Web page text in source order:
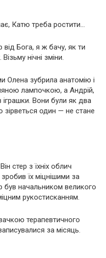
Катю треба ростити…
Бога, я ж бачу, як ти
нічні зміни.
Олена зубрила анатомію і
лампочкою, а Андрій,
іграшки. Вони були як два
зірветься один — не стане
стер з їхніх облич
їх міцнішими за
був начальником великого
рукостисканням.
терапевтичного
за місяць.